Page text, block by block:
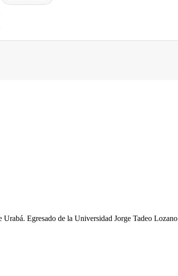
Egresado de la Universidad Jorge Tadeo Lozano